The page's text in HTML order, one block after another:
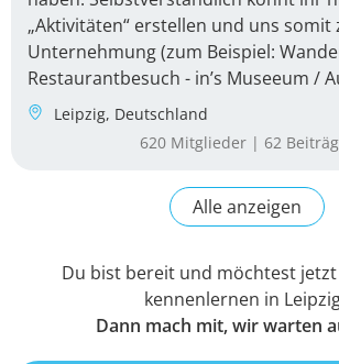
Du bist bereit und möchtest
kennenlernen in
Dann mach mit, wir warten